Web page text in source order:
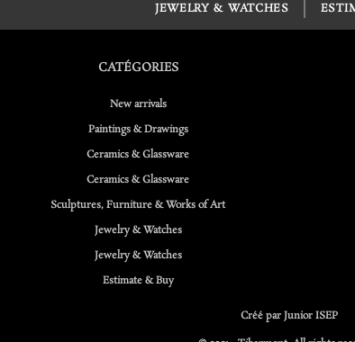
JEWELRY & WATCHES
CATÉGORIES
New arrivals
Paintings & Drawings
Ceramics & Glassware
Ceramics & Glassware
Sculptures, Furniture & Works of Art
Jewelry & Watches
Jewelry & Watches
Estimate & Buy
Créé par Junior ISEP